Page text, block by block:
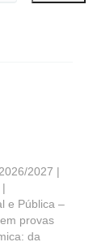
2027 |
|
e Pública –
provas
da